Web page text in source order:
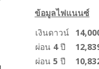
ข้อมูลไฟแนนซ์
เงินดาวน์
ผ่อน 4ปี
ผ่อน 5 ปี